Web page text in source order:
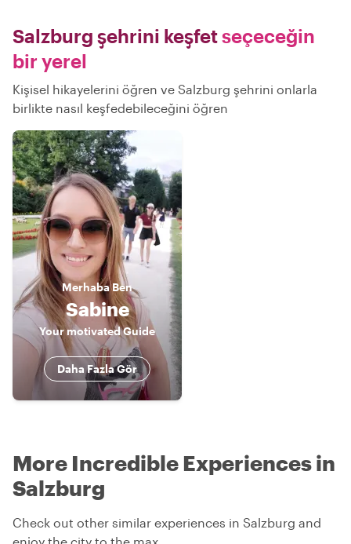
Salzburg şehrini keşfetseçeceğin
bir yerel
Kişisel hikayelerini öğren ve Salzburg şehrini onlarla
birlikte nasıl keşfedebileceğini öğren
Merhaba Ben
Sabine
Your motivated Guide
Daha Fazla Gör
More Incredible Experiences in
Salzburg
Check out other similar experiences in Salzburg and